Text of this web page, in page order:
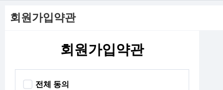
회원가입약관
회원가입약관
전체 동의